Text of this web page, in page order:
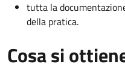
tutta la
della pratica.
Cosa si